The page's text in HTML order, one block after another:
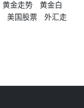
黄金走势
黄金白
美国股票
外汇走